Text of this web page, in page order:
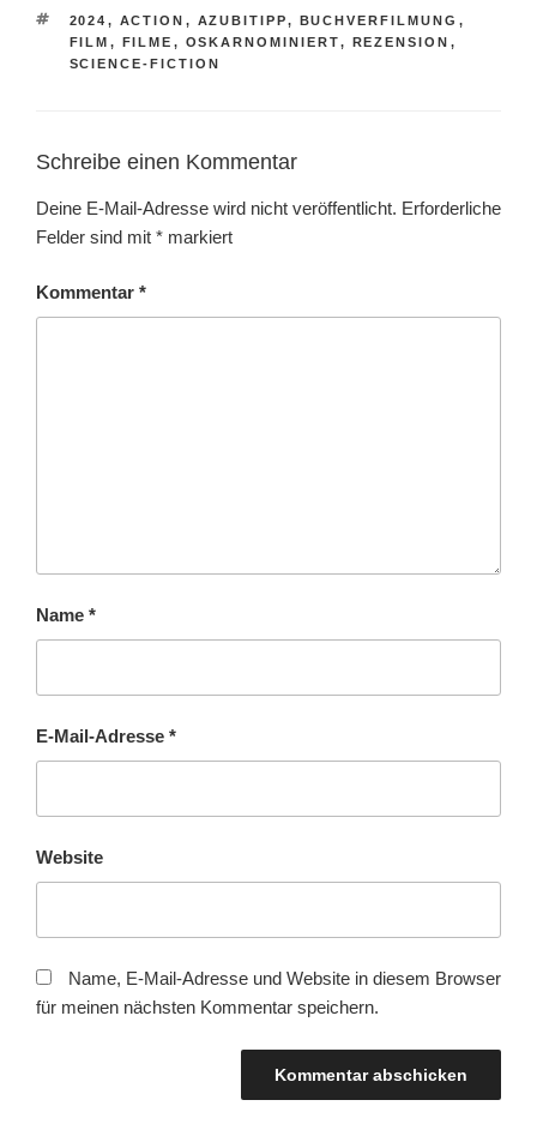
SCHLAGWÖRTER
2024 , ACTION , AZUBITIPP, BUCHVERFILMUNG ,
FILM , FILME , OSKARNOMINIERT, REZENSION ,
SCIENCE-FICTION
Schreibe einen Kommentar
Deine E-Mail-Adresse wird nicht veröffentlicht. Erforderliche
Felder sind mit * markiert
Kommentar *
Name *
E-Mail-Adresse *
Website
Name, E-Mail-Adresse und Website in diesem Browser
für meinen nächsten Kommentar speichern.